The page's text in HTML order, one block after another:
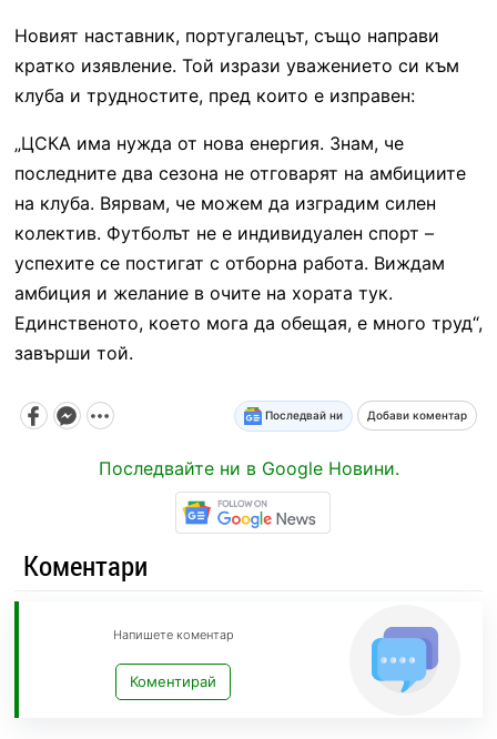
Новият наставник, португалецът, също направи
кратко изявление. Той изрази уважението си към
клуба и трудностите, пред които е изправен:
„ЦСКА има нужда от нова енергия. Знам, че
последните два сезона не отговарят на амбициите
на клуба. Вярвам, че можем да изградим силен
колектив. Футболът не е индивидуален спорт –
успехите се постигат с отборна работа. Виждам
амбиция и желание в очите на хората тук.
Единственото, което мога да обещая, е много труд“,
завърши той.
Последвай ни Добави коментар
Последвайте ни в Google Новини.
Коментари
Напишете коментар
Коментирай